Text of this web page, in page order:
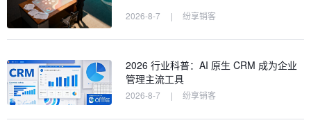
2026-8-7 | 纷享销客
2026 行业科普：AI 原生 CRM 成为企业
管理主流工具
2026-8-7 | 纷享销客